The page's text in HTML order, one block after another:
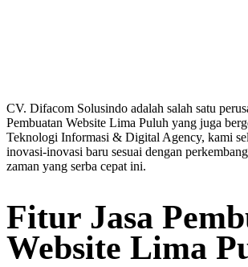
CV. Difacom Solusindo adalah salah satu
Pembuatan Website Lima Puluh yang juga
Teknologi Informasi & Digital Agency, kami
inovasi-inovasi baru sesuai dengan
zaman yang serba cepat ini.
Fitur Jasa
Website Lima